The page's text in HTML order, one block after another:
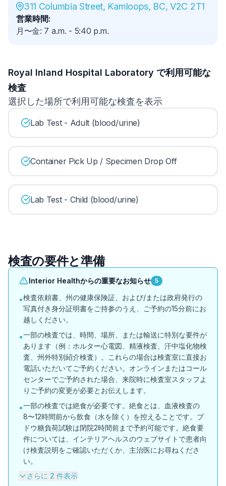
311 Columbia Street, Kamloops, BC, V2C 2T1
営業時間:
月〜金: 7 a.m. - 5:40 p.m.
Royal Inland Hospital Laboratory で利用可能な
検査
選択した場所で利用可能な検査を表示
Lab Test - Adult (blood/urine)
Container Pick Up / Specimen Drop Off
Lab Test - Child (blood/urine)
検査の要件と準備
Interior Healthからの重要なお知らせ 5
•検査依頼書、州の健康保険証、および/または政府発行の
写真付き身分証明書をご持参のうえ、ご予約の15分前にお
越しください。
•一部の検査では、時間、場所、または輸送に特別な要件が
あります（例：ホルター心電図、精液検査、汗中塩化物検
査、州外特別紹介検査）。これらの場合は検査室に直接お
電話いただいてご予約ください。オンラインまたはコール
センターでご予約された場合、来院時に検査室スタッフよ
りご予約の変更が必要とお伝えします。
•一部の検査では絶食が必要です。絶食とは、血液検査の
8〜12時間前から飲食（水を除く）を控えることです。ブ
ドウ糖負荷試験は閉院2時間前まで予約可能です。絶食要
件については、インテリアヘルスのウェブサイトで患者向
け検査説明をご確認いただくか、主治医にお尋ねくださ
い。
さらに 2 件表示